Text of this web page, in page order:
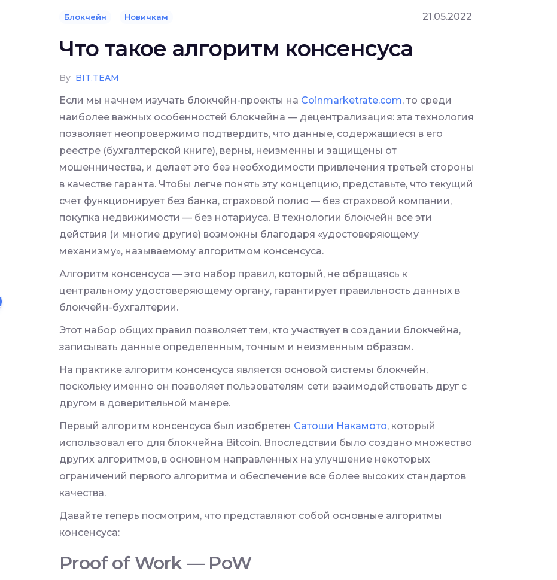
Блокчейн Новичкам 21.05.2022
Что такое алгоритм консенсуса
By BIT.TEAM
Если мы начнем изучать блокчейн-проекты на Coinmarketrate.com, то среди
наиболее важных особенностей блокчейна — децентрализация: эта технология
позволяет неопровержимо подтвердить, что данные, содержащиеся в его
реестре (бухгалтерской книге), верны, неизменны и защищены от
мошенничества, и делает это без необходимости привлечения третьей стороны
в качестве гаранта. Чтобы легче понять эту концепцию, представьте, что текущий
счет функционирует без банка, страховой полис — без страховой компании,
покупка недвижимости — без нотариуса. В технологии блокчейн все эти
действия (и многие другие) возможны благодаря «удостоверяющему
механизму», называемому алгоритмом консенсуса.
Алгоритм консенсуса — это набор правил, который, не обращаясь к
центральному удостоверяющему органу, гарантирует правильность данных в
блокчейн-бухгалтерии.
Этот набор общих правил позволяет тем, кто участвует в создании блокчейна,
записывать данные определенным, точным и неизменным образом.
На практике алгоритм консенсуса является основой системы блокчейн,
поскольку именно он позволяет пользователям сети взаимодействовать друг с
другом в доверительной манере.
Первый алгоритм консенсуса был изобретен Сатоши Накамото, который
использовал его для блокчейна Bitcoin. Впоследствии было создано множество
других алгоритмов, в основном направленных на улучшение некоторых
ограничений первого алгоритма и обеспечение все более высоких стандартов
качества.
Давайте теперь посмотрим, что представляют собой основные алгоритмы
консенсуса:
Proof of Work — PoW